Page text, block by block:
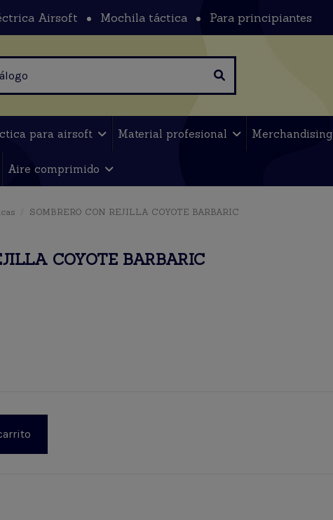
Airsoft Mochila táctica Para principiantes
para airsoft Material profesional Merchandising
Aire comprimido
SOMBRERO CON REJILLA COYOTE BARBARIC
COYOTE BARBARIC